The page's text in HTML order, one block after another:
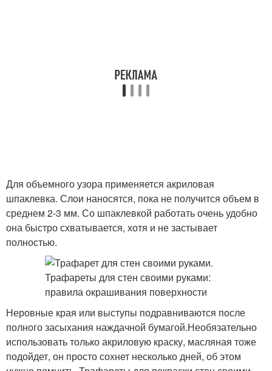
Для объемного узора применяется акриловая
шпаклевка. Слои наносятся, пока не получится объем в
среднем 2-3 мм. Со шпаклевкой работать очень удобно
она быстро схватывается, хотя и не застывает
полностью.
Неровные края или выступы подравниваются после
полного засыхания наждачной бумагой.Необязательно
использовать только акриловую краску, масляная тоже
подойдет, он просто сохнет несколько дней, об этом